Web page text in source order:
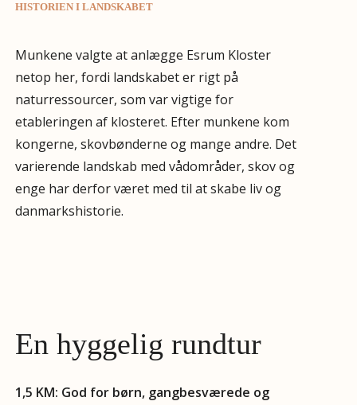
HISTORIEN I LANDSKABET
Munkene valgte at anlægge Esrum Kloster
netop her, fordi landskabet er rigt på
naturressourcer, som var vigtige for
etableringen af klosteret. Efter munkene kom
kongerne, skovbønderne og mange andre. Det
varierende landskab med vådområder, skov og
enge har derfor været med til at skabe liv og
danmarkshistorie.
En hyggelig rundtur
1,5 KM: God for børn, gangbesværede og